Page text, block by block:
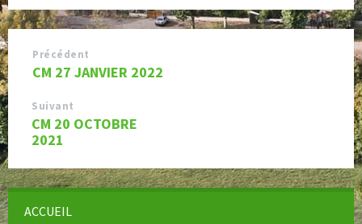
Précédent
CM 27 JANVIER 2022
Suivant
CM 20 OCTOBRE
2021
ACCUEIL